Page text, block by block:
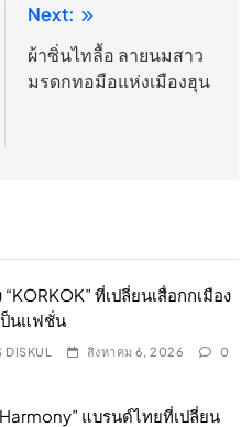
Next:
ผ้าซิ่นไทลื้อ ลายนมสาว
มรดกทอมือแห่งเมืองฮุน
ที่เปลี่ยนเสื่อกกเมือง
ป็นแฟชั่น
สิงหาคม 6, 2026 0
แบรนด์ไทยที่เปลี่ยน